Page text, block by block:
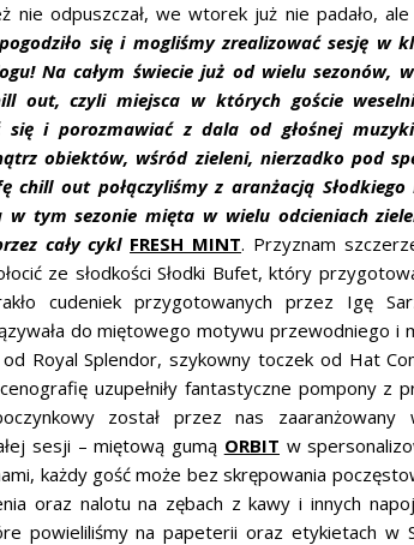
nie odpuszczał, we wtorek już nie padało,
się i mogliśmy zrealizować sesję w
Na całym świecie już od wielu sezonów,
out, czyli miejsca w których goście
się i porozmawiać z dala od głośnej
obiektów, wśród zieleni, nierzadko pod
chill out połączyliśmy z aranżacją Słodkiego
w tym sezonie mięta w wielu odcieniach
cały cykl FRESH MINT. Przyznam
ze słodkości Słodki Bufet, który
cudeniek przygotowanych przez Igę
do miętowego motywu przewodniego i
Royal Splendor, szykowny toczek od Hat
uzupełniły fantastyczne pompony z
został przez nas zaaranżowany
sesji – miętową gumą ORBIT w
każdy gość może bez skrępowania
oraz nalotu na zębach z kawy i innych
powieliliśmy na papeterii oraz etykietach w